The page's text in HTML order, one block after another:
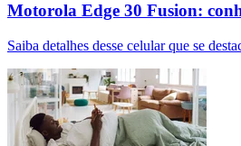
Motorola Edge 30 Fusion:
Saiba detalhes desse celular que se